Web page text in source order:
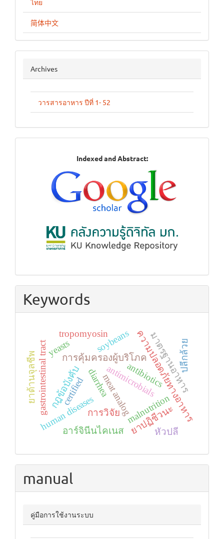
ไทย
简体中文
archives
Archives
วารสารอาหาร ปีที่ 1- 52
Indexed and Abstract:
Keywords
malnutrition
diarrheameat analogความปลอดภัยทางอาหาร
การคุ้มครองผู้บริโภค
การวิจัย
กฎข้อบังคับ มาตรฐานอาหาร
antimicrobials
antibiotics
certified
human diseases
gastrointestinal tractyeasts
ยาต้านจุลชีพ
ยาปฏิชีวนะ
soybeans
tropomyosin
อาร์จินีนไคเนส
ปลีกล้วย
หัวปลี
manual
คู่มือการใช้งานระบบ